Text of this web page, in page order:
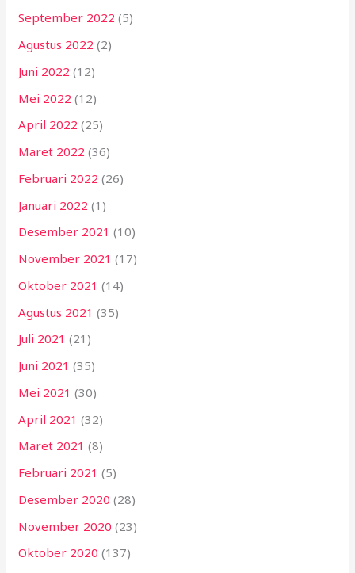
September 2022 (5)
Agustus 2022 (2)
Juni 2022 (12)
Mei 2022 (12)
April 2022 (25)
Maret 2022 (36)
Februari 2022 (26)
Januari 2022 (1)
Desember 2021 (10)
November 2021 (17)
Oktober 2021 (14)
Agustus 2021 (35)
Juli 2021 (21)
Juni 2021 (35)
Mei 2021 (30)
April 2021 (32)
Maret 2021 (8)
Februari 2021 (5)
Desember 2020 (28)
November 2020 (23)
Oktober 2020 (137)